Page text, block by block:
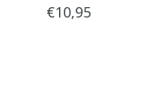
€10,95